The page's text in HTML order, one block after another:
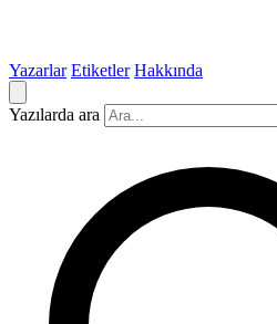
Yazarlar Etiketler Hakkında
Yazılarda ara